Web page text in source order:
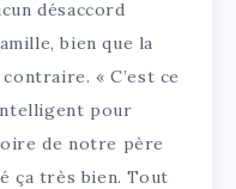
désaccord
bien que la
« C’est ce
pour
de notre père
ça très bien. Tout